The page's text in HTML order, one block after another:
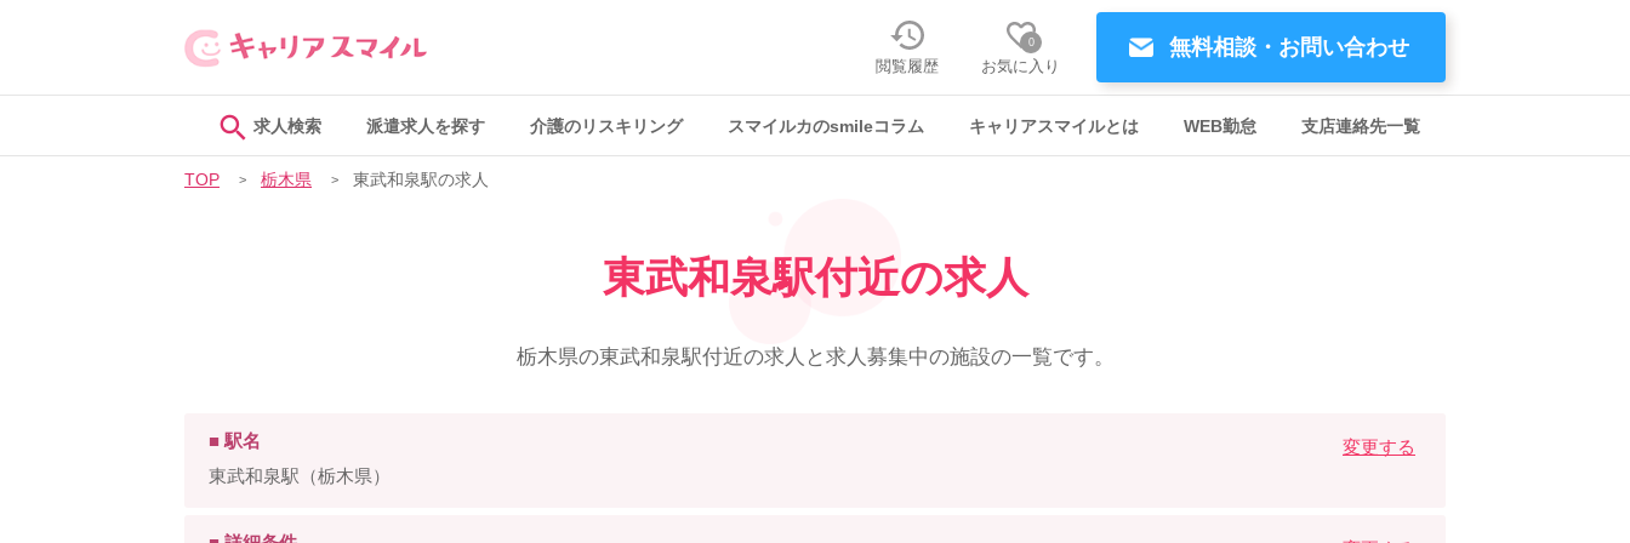
無料相談・お問い合わせ
閲覧履歴
0
お気に入り
求人検索 派遣求人を探す 介護のリスキリング スマイルカのsmileコラム キャリアスマイルとは WEB勤怠 支店連絡先一覧
TOP 栃木県 東武和泉駅の求人
東武和泉駅付近の求人
栃木県の東武和泉駅付近の求人と 求人募集中の施設の一覧です。
■ 駅名
東武和泉駅（栃木県）
変更する